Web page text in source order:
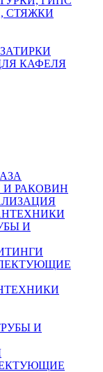
СТЯЖКИ
КАФЕЛЯ
И РАКОВИН
И
И